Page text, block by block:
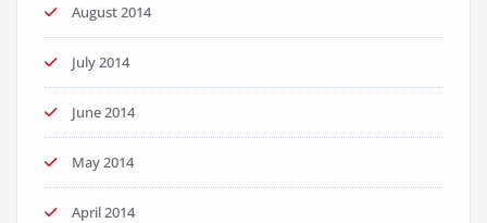
August 2014
July 2014
June 2014
May 2014
April 2014